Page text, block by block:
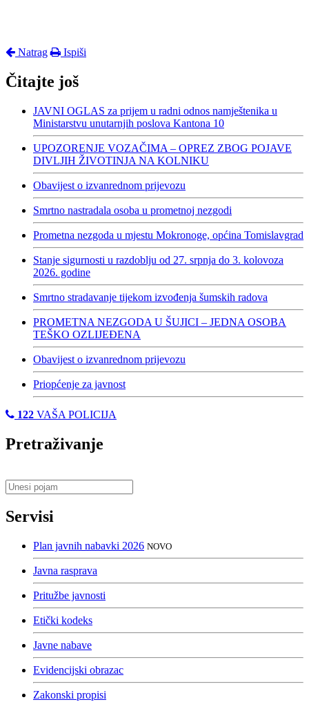
Natrag Ispiši
Čitajte još
JAVNI OGLAS za prijem u radni odnos namještenika u
Ministarstvu unutarnjih poslova Kantona 10
UPOZORENJE VOZAČIMA – OPREZ ZBOG POJAVE
DIVLJIH ŽIVOTINJA NA KOLNIKU
Obavijest o izvanrednom prijevozu
Smrtno nastradala osoba u prometnoj nezgodi
Prometna nezgoda u mjestu Mokronoge, općina Tomislavgrad
Stanje sigurnosti u razdoblju od 27. srpnja do 3. kolovoza
2026. godine
Smrtno stradavanje tijekom izvođenja šumskih radova
PROMETNA NEZGODA U ŠUJICI – JEDNA OSOBA
TEŠKO OZLIJEĐENA
Obavijest o izvanrednom prijevozu
Priopćenje za javnost
122 VAŠA POLICIJA
Pretraživanje
Servisi
Plan javnih nabavki 2026 NOVO
Javna rasprava
Pritužbe javnosti
Etički kodeks
Javne nabave
Evidencijski obrazac
Zakonski propisi